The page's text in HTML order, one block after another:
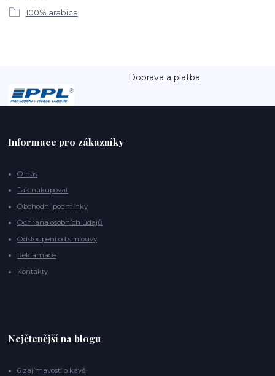
100% arabica
Doprava a platba:
Informace pro zákazníky
O nás
Jak nakupovat
Obchodní podmínky
Ochrana osobních údajů
Odstoupení od smlouvy
Reklamace
Kontakty
Nejčtenější na blogu
6 zajímavostí o kávě